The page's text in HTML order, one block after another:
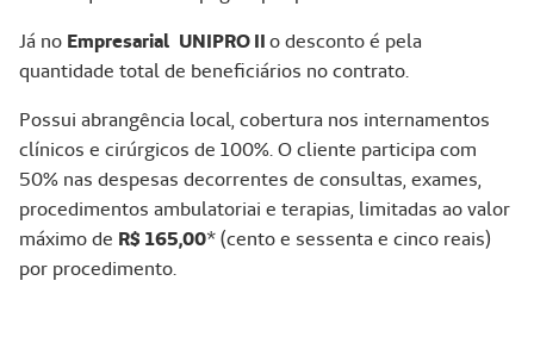
Já no Empresarial UNIPROIIo desconto é pela
quantidade total de beneficiários no contrato.
Possui abrangência local, cobertura nos internamentos
clínicos e cirúrgicos de 100%. O cliente participa com
50% nas despesas decorrentes de consultas, exames,
procedimentos ambulatoriai e terapias, limitadas ao valor
máximo de R$ 165,00* (cento e sessenta e cinco reais)
por procedimento.